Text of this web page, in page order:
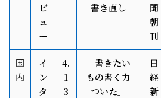
ビ
ュ
ー
書き直し
聞
朝
刊
国
内
イ
ン
タ
4.
1
3
「書きたい
もの書く力
ついた」
日
経
新